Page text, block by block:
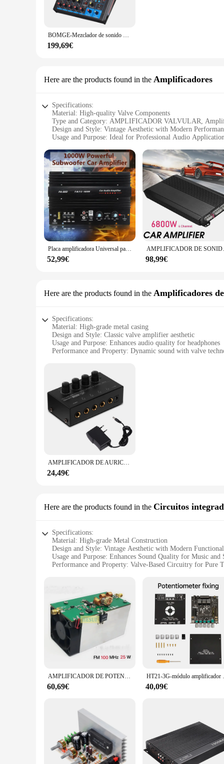
**Versatile and User-Friendly**
This amplifier isn't just about power; it's about versatility.
ideal for public speaking engagements, conferences, and
consistent, high-quality sound without compromising on
BOMGE-Mezclador de sonido de audio alimentado por dj, amplificador de 6 canales, altavoz estéreo de 300 vatios, receptor de Audio para el hogar, sistema de cine en casa
199,69€
Here are the products found in the Amplificadores
Specifications:
Material: High-quality Valve Components
Type and Category: AMPLIFICADOR VALVULAR,
Design and Style: Vintage Aesthetic with Modern
Usage and Purpose: Ideal for Professional Audio
Parts and Accessories: Comes with Essential Components for
Features:
**Unmatched Sound Quality**
The AMPLIFICADOR VALVULAR is a testament to the
that deliver a warm, natural sound with a depth that is
experience, the AMPLIFICADOR VALVULAR is designed
**Versatile Application**
This amplifier is not just about sound; it's about versatility.
AMPLIFICADOR VALVULAR is a reliable partner for
valuable addition to any audio equipment collection.
**Ease of Use and Setup**
Placa amplificadora Universal para coche, amplificador de potencia de Audio Mono de 12V y 1000W, subwoofer de graves potentes, amplificación de sonido para Modi
52,99€
AMPLIFICADOR DE
98,99€
Here are the products found in the Amplificadores
Specifications:
Material: High-grade metal casing
Design and Style: Classic valve amplifier aesthetic
Usage and Purpose: Enhances audio quality for headphones
Performance and Property: Dynamic sound with valve
Features:
**Unmatched Sound Quality**
The AMPLIFICADOR VALVULAR is a testament to the
statement of style and substance. Its performance is
professional musician or an audiophile looking to elevate
**Versatile and User-Friendly**
of setup is complemented by the inclusion of all necessary
and on-the-go use, ensuring that you can enjoy your music
The AMPLIFICADOR VALVULAR is not just a piece of
uninterrupted. As a wholesale product, it's an excellent
AMPLIFICADOR DE AURICULARES Mini o estéreo HA400, dispositivo de Audio ultracompacto con adaptador de corriente, enchufe europeo y estadounidense, 4 canales
24,49€
Here are the products found in the Circuitos
Specifications:
Material: High-grade Metal Construction
Design and Style: Vintage Aesthetic with Modern
Usage and Purpose: Enhances Sound Quality for Music and
Performance and Property: Valve-Based Circuitry for Pure
Features:
|Vendors|
**Unmatched Sound Quality**
The AMPLIFICADOR VALVULAR is a testament to the
authentic audio experience. Whether you're a musician
portable design makes it an ideal companion for musicians
**Versatile Application**
This amplifier is not just about sound; it's about
you're setting up a home studio, a small venue, or a large
reliable choice for both personal and professional use.
With the AMPLIFICADOR VALVULAR, simplicity meets
inclusion of a power cable ensures that you can get
are committed to providing quality products and support
AMPLIFICADOR DE POTENCIA FM, transmisión de radio de 25W, 100MHz(88-108)
60,69€
HT21-3G-módulo
40,09€